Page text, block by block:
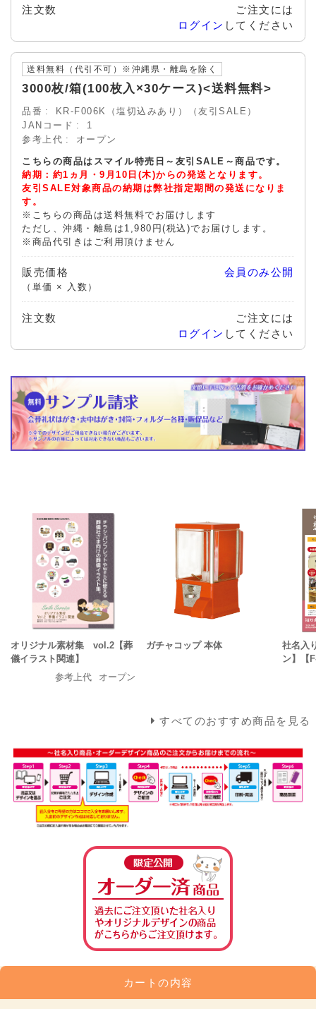
注文数
ご注文には
ログイン してください
送料無料（代引不可）※沖縄県・離島を除く
3000枚/箱(100枚入×30ケース)<送料無料>
品番
KR-F006K（塩切込みあり）（友引SALE）
JANコード
1
参考上代
オープン
こちらの商品はスマイル特売日～友引SALE～商品です。
納期：約1ヵ月・9月10日(木)からの発送となります。
友引SALE対象商品の納期は弊社指定期間の発送になりま
す。
※こちらの商品は送料無料でお届けします
ただし、沖縄・離島は1,980円(税込)でお届けします。
※商品代引きはご利用頂けません
販売価格
（単価 × 入数）
会員のみ公開
注文数
ご注文には
ログイン してください
オリジナル素材集 vol.2【葬
儀イラスト関連】
参考上代
オープン
ガチャコップ 本体
社名入
ン】【
すべてのおすすめ商品を見る
カートの内容